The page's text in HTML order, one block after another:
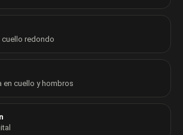
cuello redondo
en cuello y hombros